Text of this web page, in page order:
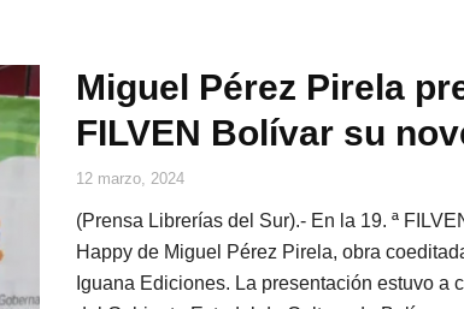
Miguel Pérez Pirela
FILVEN Bolívar su
12 marzo, 2024
(Prensa Librerías del Sur).- En la 19. ª
Happy de Miguel Pérez Pirela, obra
Iguana Ediciones. La presentación estuvo a